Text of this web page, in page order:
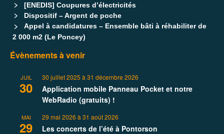
[ENEDIS] Coupures d’électricités
Dispositif – Argent de poche
Appel à candidatures – Ensemble bâti à réhabiliter de
2 000 m2 (Le Poncey)
Évènements à venir
JUIL
30
30 juillet 2025 à 31 décembre 2026
Application mobile Panneau Pocket et notre
WebRadio (gratuits) !
MAI
29
29 mai 2026 à 31 août 2026
Les concerts de l’été à Pontorson